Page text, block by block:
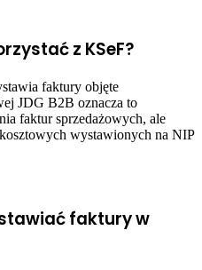
z KSeF?
faktury objęte
JDG B2B oznacza to
faktur sprzedażowych, ale
wystawionych na NIP
faktury w